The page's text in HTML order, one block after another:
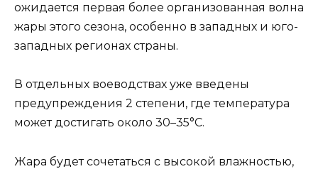
ожидается первая более организованная волна
жары этого сезона, особенно в западных и юго-
западных регионах страны.
В отдельных воеводствах уже введены
предупреждения 2 степени, где температура
может достигать около 30–35°C.
Жара будет сочетаться с высокой влажностью,